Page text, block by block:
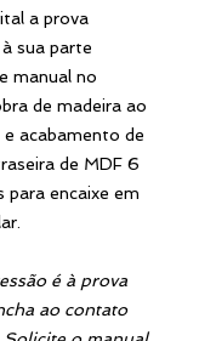
a prova
sua parte
manual no
de madeira ao
acabamento de
de MDF 6
encaixe em
é à prova
ao contato